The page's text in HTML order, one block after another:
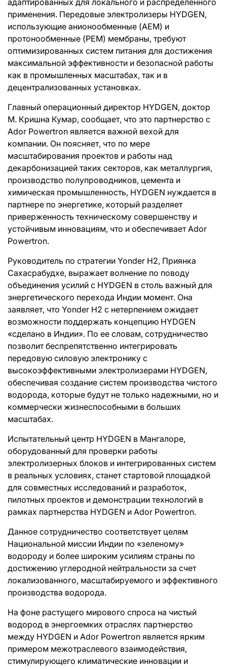
применения. Передовые электролизеры HYDGEN,
использующие анионообменные (AEM) и
протонообменные (PEM) мембраны, требуют
оптимизированных систем питания для достижения
максимальной эффективности и безопасной работы
как в промышленных масштабах, так и в
децентрализованных установках.
Главный операционный директор HYDGEN, доктор
М. Кришна Кумар, сообщает, что это партнерство с
Ador Powertron является важной вехой для
компании. Он поясняет, что по мере
масштабирования проектов и работы над
декарбонизацией таких секторов, как металлургия,
производство полупроводников, цемента и
химическая промышленность, HYDGEN нуждается в
партнере по энергетике, который разделяет
приверженность техническому совершенству и
устойчивым инновациям, что и обеспечивает Ador
Powertron.
Руководитель по стратегии Yonder H2, Приянка
Сахасрабудхе, выражает волнение по поводу
объединения усилий с HYDGEN в столь важный для
энергетического перехода Индии момент. Она
заявляет, что Yonder H2 с нетерпением ожидает
возможности поддержать концепцию HYDGEN
«сделано в Индии». По ее словам, сотрудничество
позволит беспрепятственно интегрировать
передовую силовую электронику с
высокоэффективными электролизерами HYDGEN,
обеспечивая создание систем производства чистого
водорода, которые будут не только надежными, но и
коммерчески жизнеспособными в больших
масштабах.
Испытательный центр HYDGEN в Мангалоре,
оборудованный для проверки работы
электролизерных блоков и интегрированных систем
в реальных условиях, станет стартовой площадкой
для совместных исследований и разработок,
пилотных проектов и демонстрации технологий в
рамках партнерства HYDGEN и Ador Powertron.
Данное сотрудничество соответствует целям
Национальной миссии Индии по «зеленому»
водороду и более широким усилиям страны по
достижению углеродной нейтральности за счет
локализованного, масштабируемого и эффективного
производства водорода.
На фоне растущего мирового спроса на чистый
водород в энергоемких отраслях партнерство
между HYDGEN и Ador Powertron является ярким
примером межотраслевого взаимодействия,
стимулирующего климатические инновации и